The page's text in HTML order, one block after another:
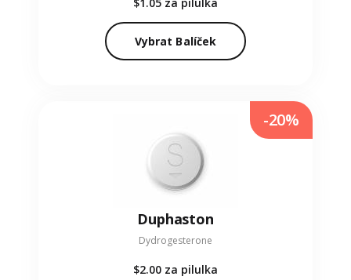
Vybrat Balíček
Duphaston
Dydrogesterone
$2.00 za pilulka
-20%